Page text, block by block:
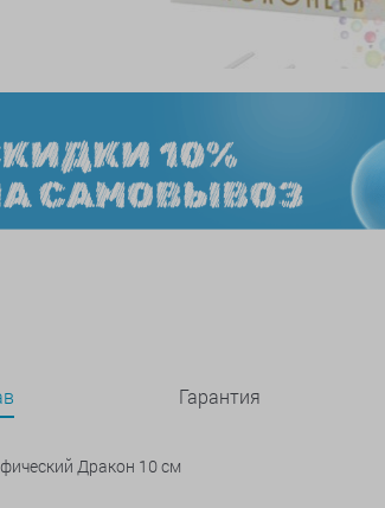
Гарантия
Дракон 10 см